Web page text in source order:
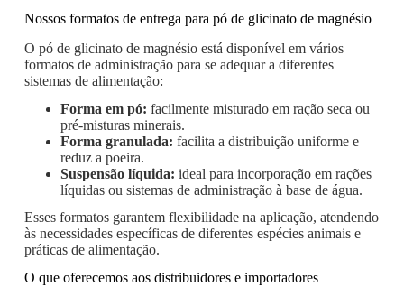
Nossos formatos de entrega para pó de glicinato de magnésio
O pó de glicinato de magnésio está disponível em vários
formatos de administração para se adequar a diferentes
sistemas de alimentação:
Forma em pó: facilmente misturado em ração seca ou
pré-misturas minerais.
Forma granulada: facilita a distribuição uniforme e
reduz a poeira.
Suspensão líquida: ideal para incorporação em rações
líquidas ou sistemas de administração à base de água.
Esses formatos garantem flexibilidade na aplicação, atendendo
às necessidades específicas de diferentes espécies animais e
práticas de alimentação.
O que oferecemos aos distribuidores e importadores